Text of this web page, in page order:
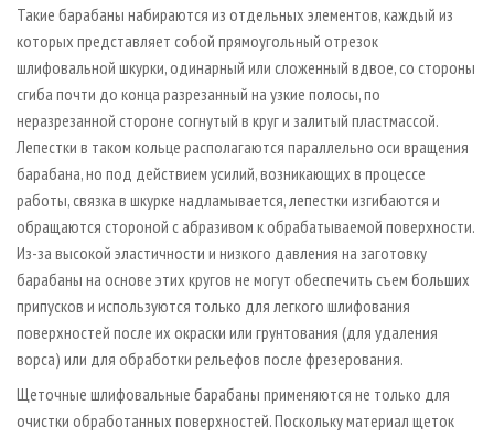
Такие барабаны набираются из отдельных элементов, каждый из
которых представляет собой прямоугольный отрезок
шлифовальной шкурки, одинарный или сложенный вдвое, со стороны
сгиба почти до конца разрезанный на узкие полосы, по
неразрезанной стороне согнутый в круг и залитый пластмассой.
Лепестки в таком кольце располагаются параллельно оси вращения
барабана, но под действием усилий, возникающих в процессе
работы, связка в шкурке надламывается, лепестки изгибаются и
обращаются стороной с абразивом к обрабатываемой поверхности.
Из-за высокой эластичности и низкого давления на заготовку
барабаны на основе этих кругов не могут обеспечить съем больших
припусков и используются только для легкого шлифования
поверхностей после их окраски или грунтования (для удаления
ворса) или для обработки рельефов после фрезерования.
Щеточные шлифовальные барабаны применяются не только для
очистки обработанных поверхностей. Поскольку материал щеток